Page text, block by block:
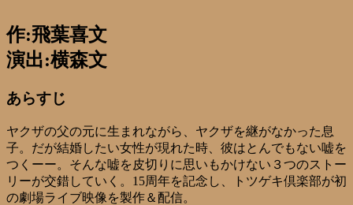
作:飛葉喜文
演出:横森文
あらすじ
ヤクザの父の元に生まれながら、ヤクザを継がなかった息
子。だが結婚したい女性が現れた時、彼はとんでもない嘘を
つくーー。そんな嘘を皮切りに思いもかけない３つのストー
リーが交錯していく。15周年を記念し、トツゲキ倶楽部が初
の劇場ライブ映像を製作＆配信。